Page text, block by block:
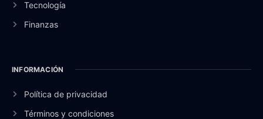
Tecnología
Finanzas
INFORMACIÓN
Política de privacidad
Términos y condiciones